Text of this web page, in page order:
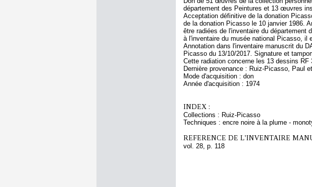
département des Peintures et 13 œuvres
Acceptation définitive de la donation
de la donation Picasso le 10 janvier 1986.
être radiées de l'inventaire du département
à l'inventaire du musée national Picasso, il
Annotation dans l'inventaire manuscrit du
Picasso du 13/10/2017. Signature et
Cette radiation concerne les 13 dessins RF
Dernière provenance : Ruiz-Picasso, Paul
Mode d'acquisition : don
Année d'acquisition : 1974
INDEX :
Collections : Ruiz-Picasso
Techniques : encre noire à la plume -
REFERENCE DE L'INVENTAIRE
vol. 28, p. 118